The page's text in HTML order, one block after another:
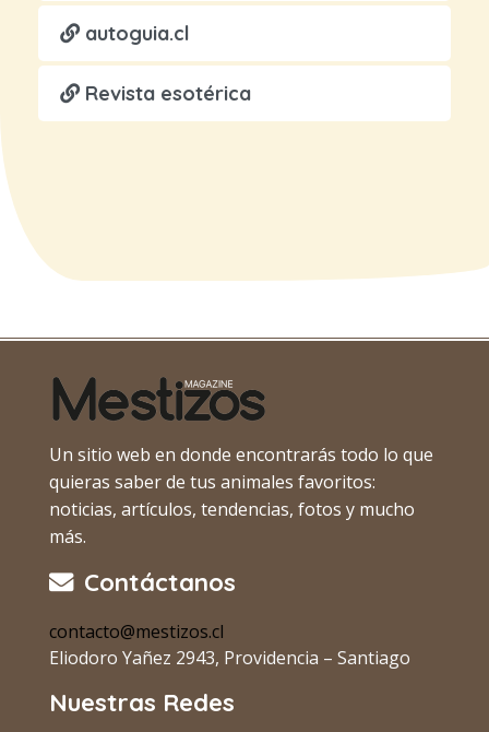
autoguia.cl
Revista esotérica
Un sitio web en donde encontrarás todo lo que
quieras saber de tus animales favoritos:
noticias, artículos, tendencias, fotos y mucho
más.
Contáctanos
contacto@mestizos.cl
Eliodoro Yañez 2943, Providencia – Santiago
Nuestras Redes